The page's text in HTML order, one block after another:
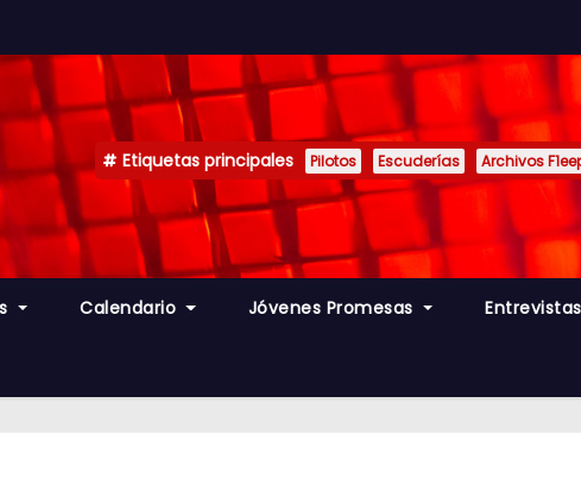
Etiquetas principales Pilotos Escuderías Archivos
Calendario Jóvenes Promesas